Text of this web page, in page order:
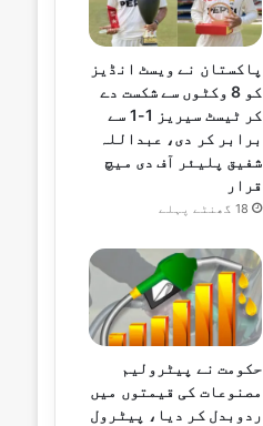
پاکستان نے ویسٹ انڈیز
کو 8 وکٹوں سے شکست دے
کر ٹیسٹ سیریز 1-1 سے
برابر کر دی، عبداللہ
شفیق پلیئر آف دی میچ
قرار
18 گھنٹے پہلے
حکومت نے پیٹرولیم
مصنوعات کی قیمتوں میں
ردوبدل کر دیا، پیٹرول